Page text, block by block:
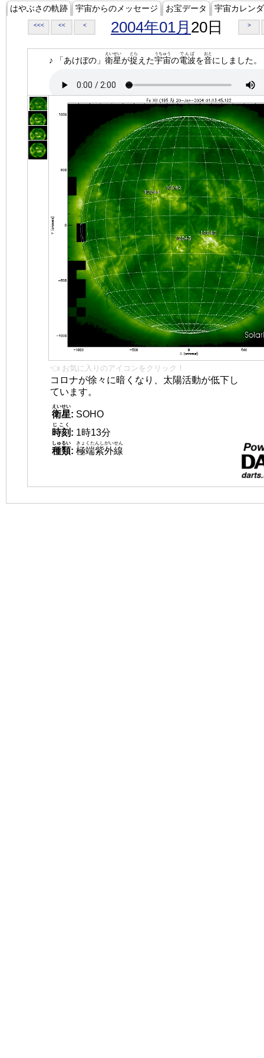
はやぶさの軌跡 宇宙からのメッセージ お宝データ 宇宙カレン
<<< << < 2004年01月 20日 >
♪ 「あけぼの」 衛星
えいせい
が捉
とら
えた宇宙
うちゅう
の電波
でんぱ
を音
おと
にしました。
👈 お気に入りのアイコンをクリック！
コロナが徐々に暗くなり、太陽活動が低下し
ています。
衛星
えいせい
: SOHO
時刻
じこく
: 1時13分
種類
しゅるい
: 極端紫外線
きょくたんしがいせん